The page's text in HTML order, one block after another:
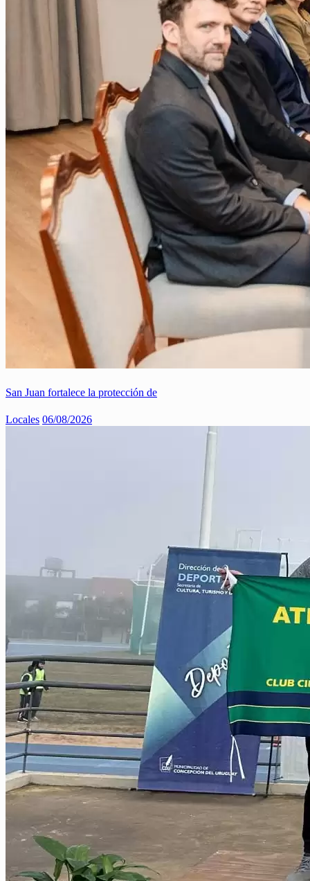
San Juan fortalece la protección de
Locales 06/08/2026